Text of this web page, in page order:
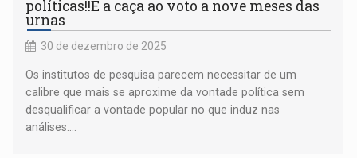
políticas!!É a caça ao voto a nove meses das
urnas
30 de dezembro de 2025
Os institutos de pesquisa parecem necessitar de um
calibre que mais se aproxime da vontade política sem
desqualificar a vontade popular no que induz nas
análises....